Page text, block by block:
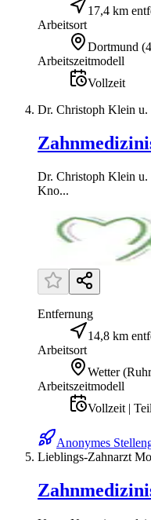
17,4 km
Arbeitsort
Dortmund (
Arbeitszeitmodell
Vollzeit
Dr. Christoph Klein
Dr. Christoph Klein u.
Kno...
Entfernung
14,8 km
Arbeitsort
Wetter
Arbeitszeitmodell
Vollzeit |
Anonymes
Lieblings-Zahnarzt